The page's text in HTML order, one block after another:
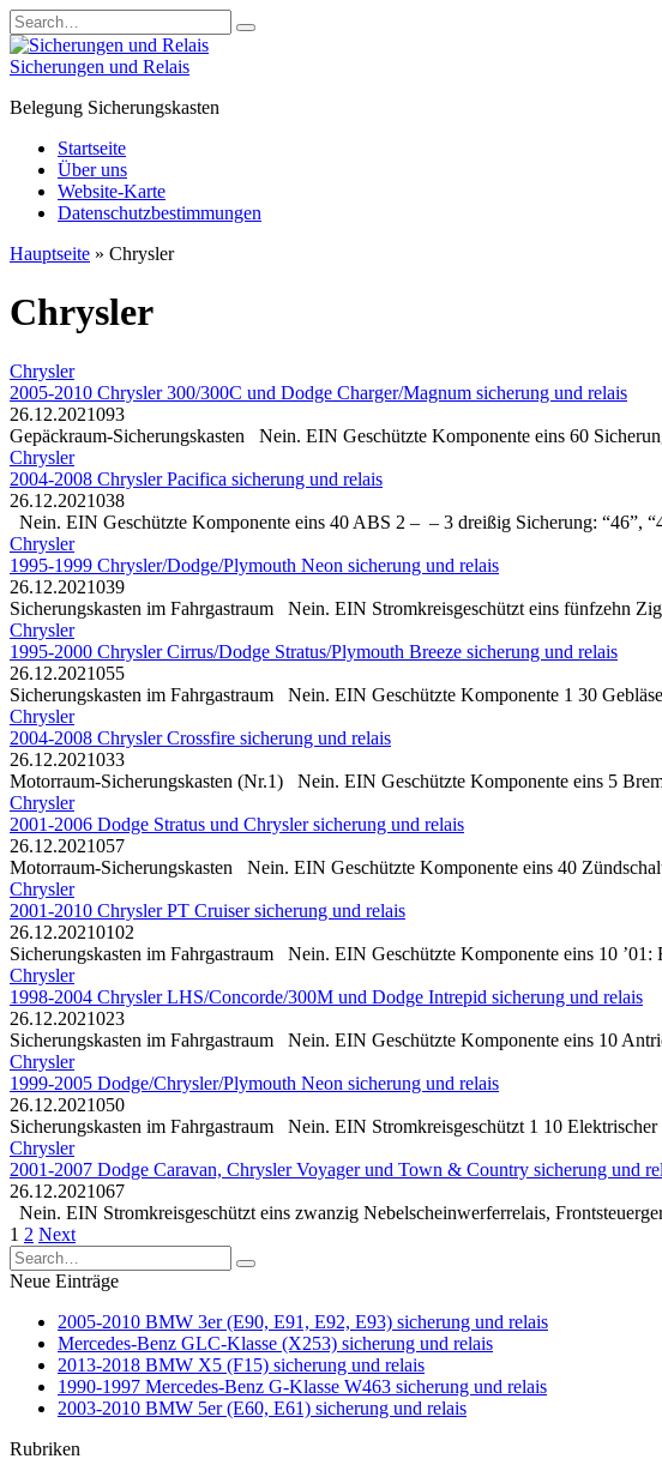
Skip
to
content
Search
for:
Sicherungen und Relais
Belegung Sicherungskasten
Startseite
Über uns
Website-Karte
Datenschutzbestimmungen
Hauptseite » Chrysler
Chrysler
Chrysler
2005-2010 Chrysler 300/300C und Dodge Charger/Magnum sicherung und relais
26.12.2021093
Gepäckraum-Sicherungskasten Nein. EIN Geschützte Komponente eins 60
Chrysler
2004-2008 Chrysler Pacifica sicherung und relais
26.12.2021038
Nein. EIN Geschützte Komponente eins 40 ABS 2 – – 3 dreißig Sicherung: “46”,
Chrysler
1995-1999 Chrysler/Dodge/Plymouth Neon sicherung und relais
26.12.2021039
Sicherungskasten im Fahrgastraum Nein. EIN Stromkreisgeschützt eins fünfzehn
Chrysler
1995-2000 Chrysler Cirrus/Dodge Stratus/Plymouth Breeze sicherung und relais
26.12.2021055
Sicherungskasten im Fahrgastraum Nein. EIN Geschützte Komponente 1 30
Chrysler
2004-2008 Chrysler Crossfire sicherung und relais
26.12.2021033
Motorraum-Sicherungskasten (Nr.1) Nein. EIN Geschützte Komponente eins 5
Chrysler
2001-2006 Dodge Stratus und Chrysler sicherung und relais
26.12.2021057
Motorraum-Sicherungskasten Nein. EIN Geschützte Komponente eins 40
Chrysler
2001-2010 Chrysler PT Cruiser sicherung und relais
26.12.20210102
Sicherungskasten im Fahrgastraum Nein. EIN Geschützte Komponente eins 10
Chrysler
1998-2004 Chrysler LHS/Concorde/300M und Dodge Intrepid sicherung und relais
26.12.2021023
Sicherungskasten im Fahrgastraum Nein. EIN Geschützte Komponente eins 10
Chrysler
1999-2005 Dodge/Chrysler/Plymouth Neon sicherung und relais
26.12.2021050
Sicherungskasten im Fahrgastraum Nein. EIN Stromkreisgeschützt 1 10
Chrysler
2001-2007 Dodge Caravan, Chrysler Voyager und Town & Country sicherung und
26.12.2021067
Nein. EIN Stromkreisgeschützt eins zwanzig Nebelscheinwerferrelais,
Posts
pagination
1 2 Next
Search
for:
Neue Einträge
2005-2010 BMW 3er (E90, E91, E92, E93) sicherung und relais
Mercedes-Benz GLC-Klasse (X253) sicherung und relais
2013-2018 BMW X5 (F15) sicherung und relais
1990-1997 Mercedes-Benz G-Klasse W463 sicherung und relais
2003-2010 BMW 5er (E60, E61) sicherung und relais
Rubriken